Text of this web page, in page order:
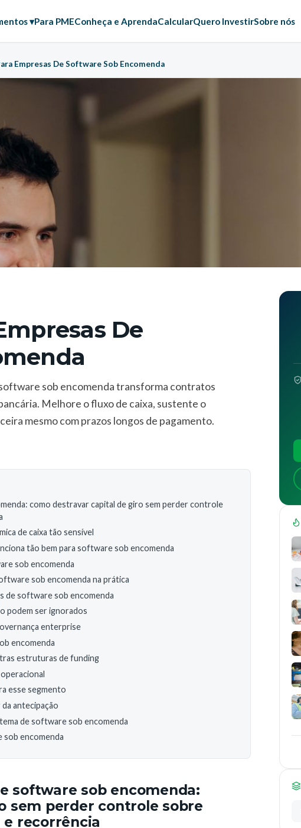
▾Para PMEConheça e AprendaCalcularQuero InvestirSobre nós
Empresas De Software Sob Encomenda
De
sob encomenda transforma contratos
Melhore o fluxo de caixa, sustente o
mesmo com prazos longos de pagamento.
como destravar capital de giro sem perder controle
de caixa tão sensível
tão bem para software sob encomenda
sob encomenda
sob encomenda na prática
de software sob encomenda
podem ser ignorados
enterprise
encomenda
estruturas de funding
esse segmento
antecipação
de software sob encomenda
sob encomenda
software sob encomenda:
sem perder controle sobre
recorrência